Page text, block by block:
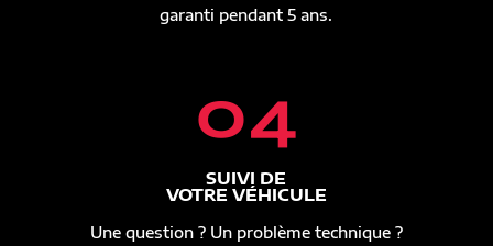
garanti pendant 5 ans.
04
SUIVI DE
VOTRE VÉHICULE
Une question ? Un problème technique ?